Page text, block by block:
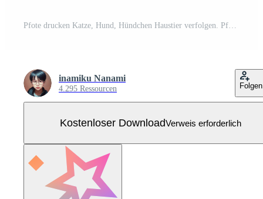
Pfote drucken Katze, Hund, Hündchen Haustier verfolgen. Pfote drucken Vektor Illustrator. Kostenloser Vektor
inamiku Nanami
4.295 Ressourcen Folgen
Kostenloser DownloadVerweis erforderlich